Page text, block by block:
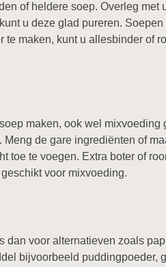
of heldere soep. Overleg
u deze glad pureren.
maken, kunt u allesbinder of
maken, ook wel
de gare ingrediënten of
toe te voegen. Extra boter of
voor mixvoeding.
dan voor alternatieven zoals
bijvoorbeeld puddingpoeder,